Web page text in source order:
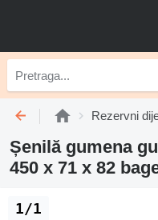
Rezervni
Șenilă gumena
450 x 71 x 82
1/1